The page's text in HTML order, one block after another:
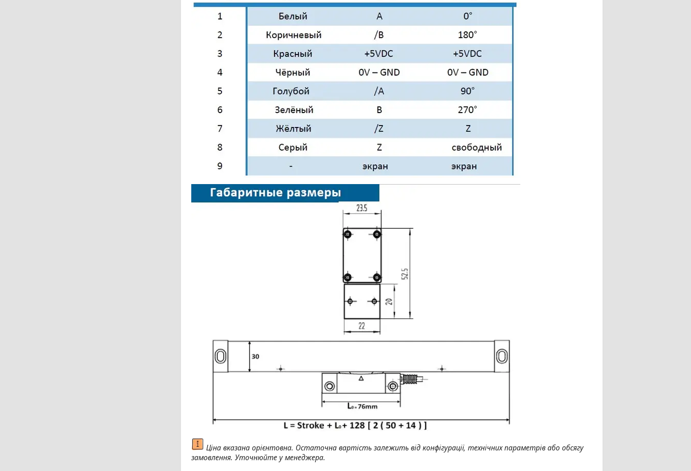
Ціна вказана орієнтовна. Остаточна вартість залежить від конфігурації, технічних параметрів або обсягу
замовлення. Уточнюйте у менеджера.